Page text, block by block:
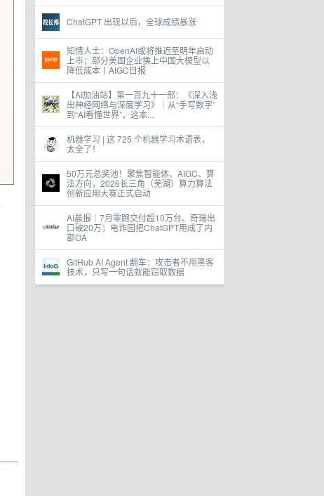
ChatGPT 出现以后，全球成绩暴涨
知情人士：OpenAI或将推迟至明年启动
上市；部分美国企业换上中国大模型以
降低成本丨AIGC日报
【AI加油站】第一百九十一部：《深入浅
出神经网络与深度学习》｜从“手写数字”
到“AI看懂世界”，这本...
机器学习 | 这 725 个机器学习术语表，
太全了！
50万元总奖池！聚焦智能体、AIGC、算
法方向，2026长三角（芜湖）算力算法
创新应用大赛正式启动
AI晨报｜7月零跑交付超10万台、奇瑞出
口破20万；电诈园把ChatGPT用成了内
部OA
GitHub AI Agent 翻车：攻击者不用黑客
技术，只写一句话就能窃取数据